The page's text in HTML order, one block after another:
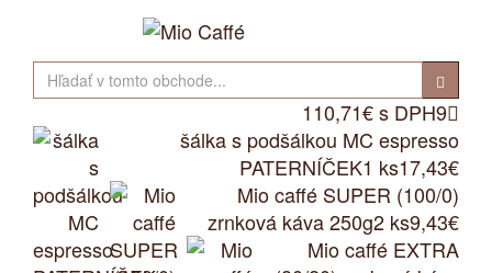
110,71€ s DPH9
šálka s podšálkou MC espresso
PATERNÍČEK1 ks17,43€
Mio caffé SUPER (100/0)
zrnková káva 250g2 ks9,43€
Mio caffé EXTRA